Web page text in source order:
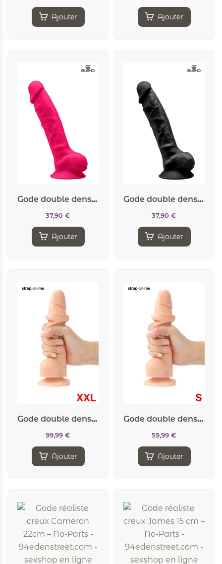
Ajouter Ajouter
Gode double densité rose 20 cm – SilexD
37,90 €
Ajouter
Gode double densité noir 20 cm – SilexD
37,90 €
Ajouter
Gode double densité sliding skin XXL – Strap On Me
99,99 €
Ajouter
Gode double densité sliding skin S – Strap On Me
59,99 €
Ajouter